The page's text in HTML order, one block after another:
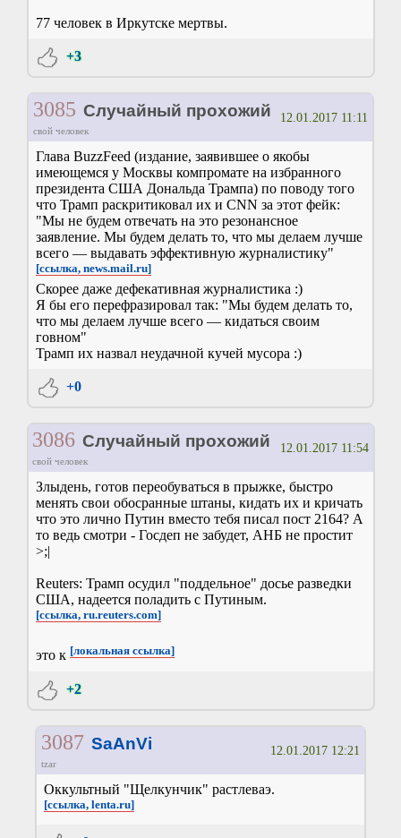
77 человек в Иркутске мертвы.
+3
3085 Случайный прохожий
свой человек
12.01.2017 11:11
Глава BuzzFeed (издание, заявившее о якобы
имеющемся у Москвы компромате на избранного
президента США Дональда Трампа) по поводу того
что Трамп раскритиковал их и CNN за этот фейк:
"Мы не будем отвечать на это резонансное
заявление. Мы будем делать то, что мы делаем лучше
всего — выдавать эффективную журналистику"
[ссылка, news.mail.ru]
Скорее даже дефекативная журналистика :)
Я бы его перефразировал так: "Мы будем делать то,
что мы делаем лучше всего — кидаться своим
говном"
Трамп их назвал неудачной кучей мусора :)
+0
3086 Случайный прохожий
свой человек
12.01.2017 11:54
Злыдень, готов переобуваться в прыжке, быстро
менять свои обосранные штаны, кидать их и кричать
что это лично Путин вместо тебя писал пост 2164? А
то ведь смотри - Госдеп не забудет, АНБ не простит
>;|
Reuters: Трамп осудил "поддельное" досье разведки
США, надеется поладить с Путиным.
[ссылка, ru.reuters.com]
это к [локальная ссылка]
+2
3087 SaAnVi
tzar
12.01.2017 12:21
Оккультный "Щелкунчик" растлеваэ.
[ссылка, lenta.ru]